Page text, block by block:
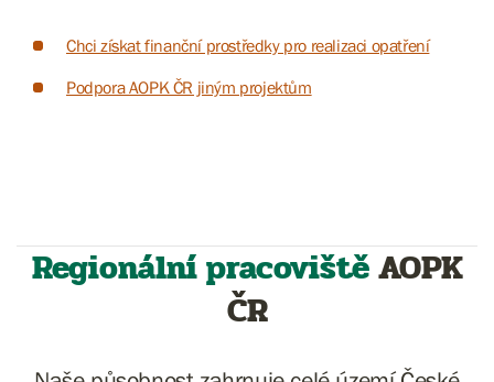
Chci získat finanční prostředky pro realizaci opatření
Podpora AOPK ČR jiným projektům
Regionální pracovištěAOPK
ČR